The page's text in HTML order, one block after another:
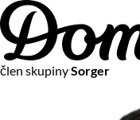
člen skupinySorger
Na vašom
Chceme vám neustále
Vzhľadom k platnej
s používaním súborov